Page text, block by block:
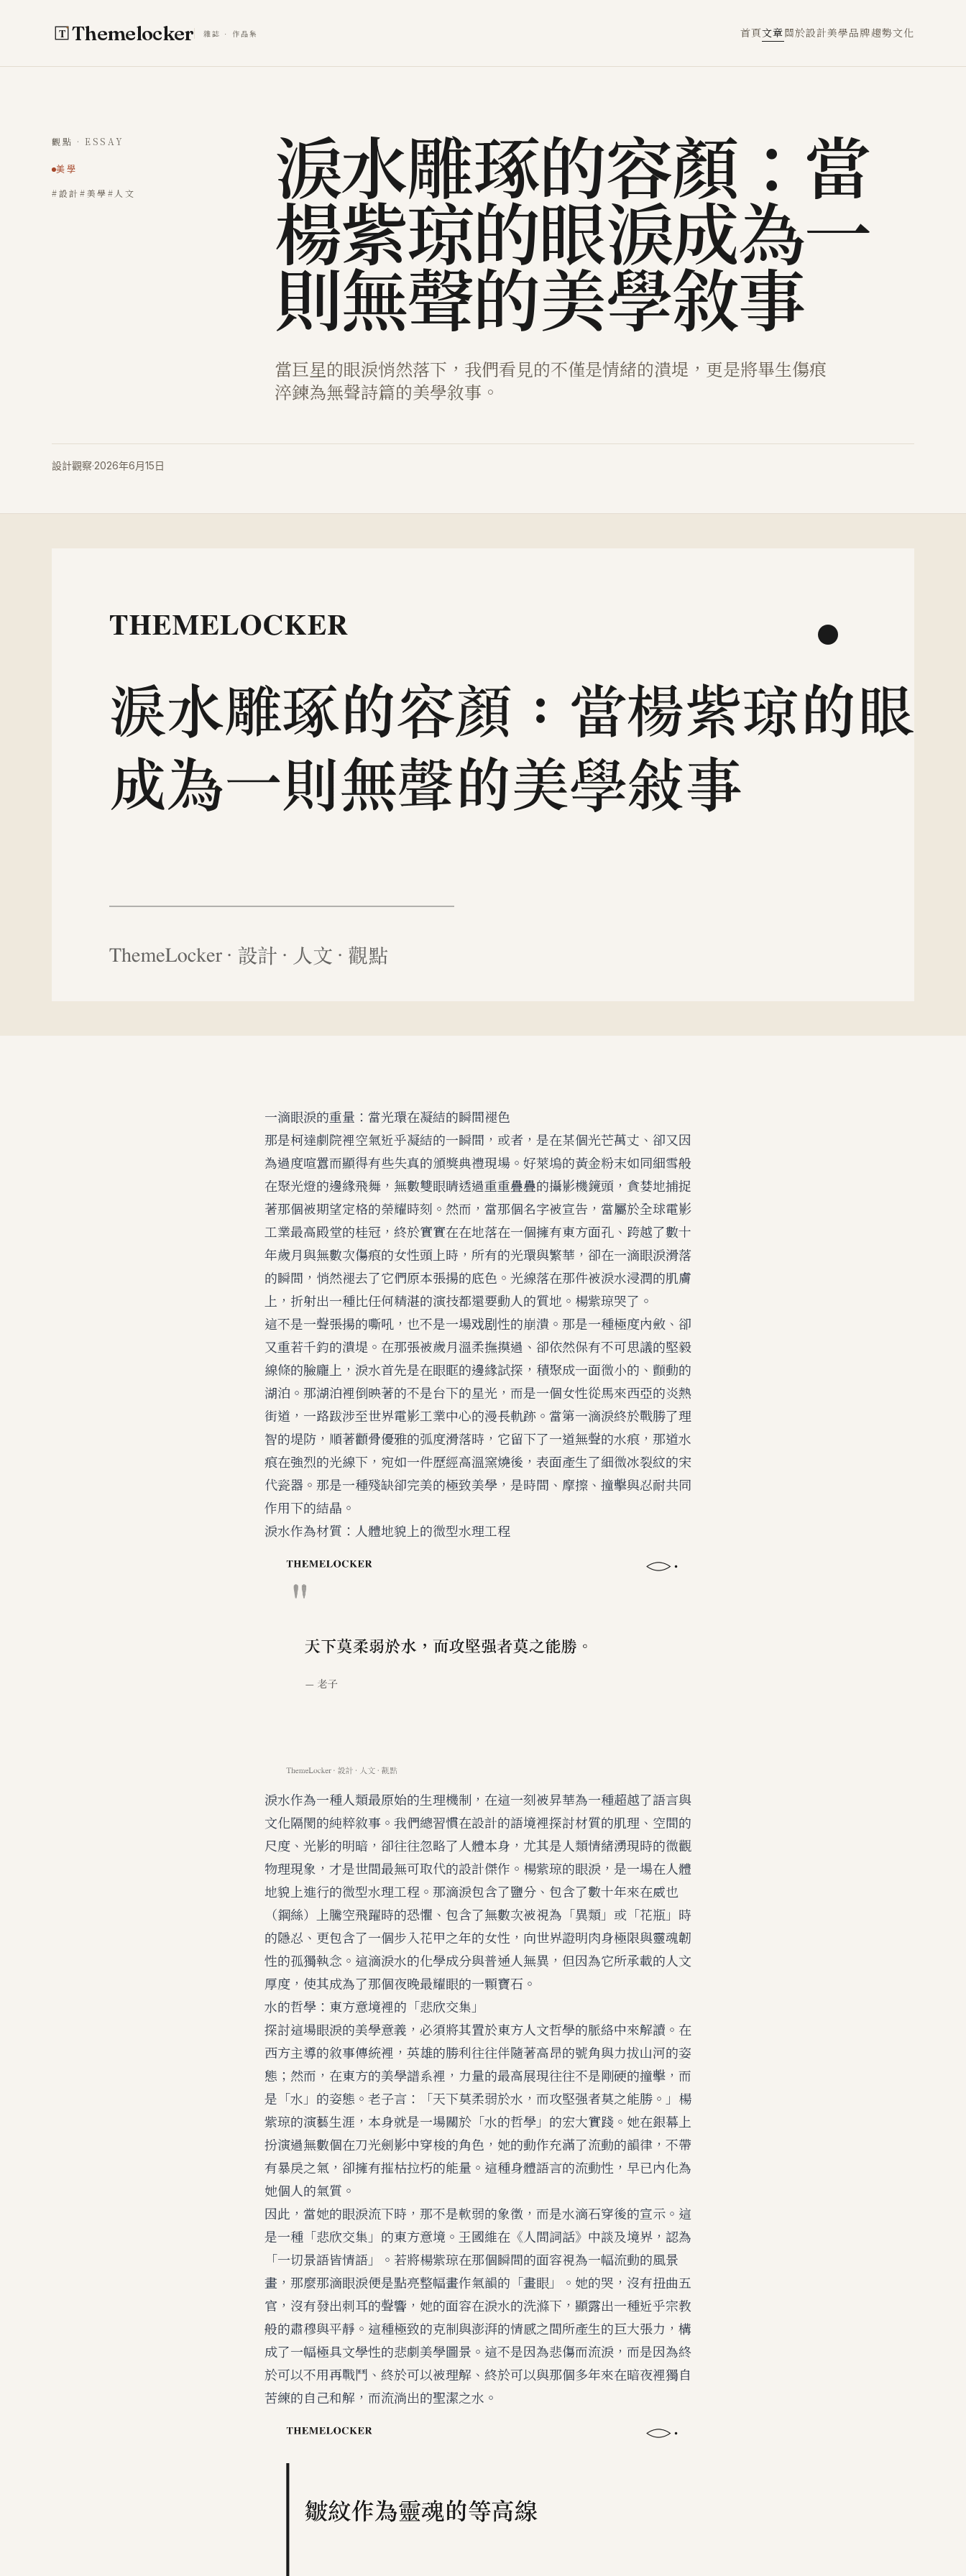
Themelocker 雜誌 · 作品集 首頁文章關於設計美學品牌趨勢文化
觀點 · ESSAY
美學
#設計#美學#人文 淚水雕琢的容顏：當
楊紫琼的眼淚成為一
則無聲的美學敘事
當巨星的眼淚悄然落下，我們看見的不僅是情緒的潰堤，更是將畢生傷痕
淬鍊為無聲詩篇的美學敘事。
設計觀察·2026年6月15日
一滴眼淚的重量：當光環在凝結的瞬間褪色
那是柯達劇院裡空氣近乎凝結的一瞬間，或者，是在某個光芒萬丈、卻又因
為過度喧囂而顯得有些失真的頒獎典禮現場。好萊塢的黃金粉末如同細雪般
在聚光燈的邊緣飛舞，無數雙眼睛透過重重疊疊的攝影機鏡頭，貪婪地捕捉
著那個被期望定格的榮耀時刻。然而，當那個名字被宣告，當屬於全球電影
工業最高殿堂的桂冠，終於實實在在地落在一個擁有東方面孔、跨越了數十
年歲月與無數次傷痕的女性頭上時，所有的光環與繁華，卻在一滴眼淚滑落
的瞬間，悄然褪去了它們原本張揚的底色。光線落在那件被淚水浸潤的肌膚
上，折射出一種比任何精湛的演技都還要動人的質地。楊紫琼哭了。
這不是一聲張揚的嘶吼，也不是一場戏剧性的崩潰。那是一種極度內斂、卻
又重若千鈞的潰堤。在那張被歲月溫柔撫摸過、卻依然保有不可思議的堅毅
線條的臉龐上，淚水首先是在眼眶的邊緣試探，積聚成一面微小的、顫動的
湖泊。那湖泊裡倒映著的不是台下的星光，而是一個女性從馬來西亞的炎熱
街道，一路跋涉至世界電影工業中心的漫長軌跡。當第一滴淚終於戰勝了理
智的堤防，順著顴骨優雅的弧度滑落時，它留下了一道無聲的水痕，那道水
痕在強烈的光線下，宛如一件歷經高溫窯燒後，表面產生了細微冰裂紋的宋
代瓷器。那是一種殘缺卻完美的極致美學，是時間、摩擦、撞擊與忍耐共同
作用下的結晶。
淚水作為材質：人體地貌上的微型水理工程
淚水作為一種人類最原始的生理機制，在這一刻被昇華為一種超越了語言與
文化隔閡的純粹敘事。我們總習慣在設計的語境裡探討材質的肌理、空間的
尺度、光影的明暗，卻往往忽略了人體本身，尤其是人類情緒湧現時的微觀
物理現象，才是世間最無可取代的設計傑作。楊紫琼的眼淚，是一場在人體
地貌上進行的微型水理工程。那滴淚包含了鹽分、包含了數十年來在威也
（鋼絲）上騰空飛躍時的恐懼、包含了無數次被視為「異類」或「花瓶」時
的隱忍、更包含了一個步入花甲之年的女性，向世界證明肉身極限與靈魂韌
性的孤獨執念。這滴淚水的化學成分與普通人無異，但因為它所承載的人文
厚度，使其成為了那個夜晚最耀眼的一顆寶石。
水的哲學：東方意境裡的「悲欣交集」
探討這場眼淚的美學意義，必須將其置於東方人文哲學的脈絡中來解讀。在
西方主導的敘事傳統裡，英雄的勝利往往伴隨著高昂的號角與力拔山河的姿
態；然而，在東方的美學譜系裡，力量的最高展現往往不是剛硬的撞擊，而
是「水」的姿態。老子言：「天下莫柔弱於水，而攻堅强者莫之能勝。」楊
紫琼的演藝生涯，本身就是一場關於「水的哲學」的宏大實踐。她在銀幕上
扮演過無數個在刀光劍影中穿梭的角色，她的動作充滿了流動的韻律，不帶
有暴戾之氣，卻擁有摧枯拉朽的能量。這種身體語言的流動性，早已內化為
她個人的氣質。
因此，當她的眼淚流下時，那不是軟弱的象徵，而是水滴石穿後的宣示。這
是一種「悲欣交集」的東方意境。王國維在《人間詞話》中談及境界，認為
「一切景語皆情語」。若將楊紫琼在那個瞬間的面容視為一幅流動的風景
畫，那麼那滴眼淚便是點亮整幅畫作氣韻的「畫眼」。她的哭，沒有扭曲五
官，沒有發出刺耳的聲響，她的面容在淚水的洗滌下，顯露出一種近乎宗教
般的肅穆與平靜。這種極致的克制與澎湃的情感之間所產生的巨大張力，構
成了一幅極具文學性的悲劇美學圖景。這不是因為悲傷而流淚，而是因為終
於可以不用再戰鬥、終於可以被理解、終於可以與那個多年來在暗夜裡獨自
苦練的自己和解，而流淌出的聖潔之水。